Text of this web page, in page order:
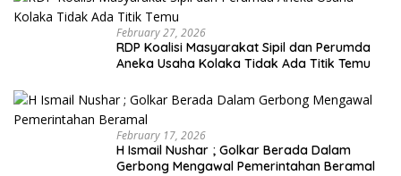
February 27, 2026
RDP Koalisi Masyarakat Sipil dan Perumda
Aneka Usaha Kolaka Tidak Ada Titik Temu
February 17, 2026
H Ismail Nushar ; Golkar Berada Dalam
Gerbong Mengawal Pemerintahan Beramal